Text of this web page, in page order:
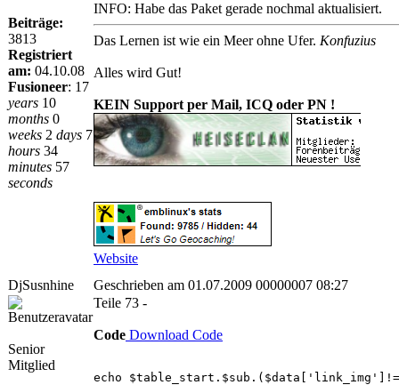
Beiträge:
3813
Registriert
am: 04.10.08
Fusioneer: 17
years 10
months 0
weeks 2 days 7
hours 34
minutes 57
seconds
INFO: Habe das Paket gerade nochmal aktualisiert.
Das Lernen ist wie ein Meer ohne Ufer. Konfuzius
Alles wird Gut!
KEIN Support per Mail, ICQ oder PN !
Website
DjSusnhine
Geschrieben am 01.07.2009 00000007 08:27
Senior
Mitglied
Teile 73 -
Code Download Code
echo